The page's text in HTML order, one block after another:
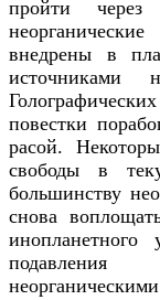
пройти через
внедрены в
источниками
повестки
расой.
свободы в
большинству
снова